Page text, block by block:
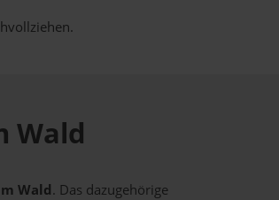
Wald
Wald. Das dazugehörige